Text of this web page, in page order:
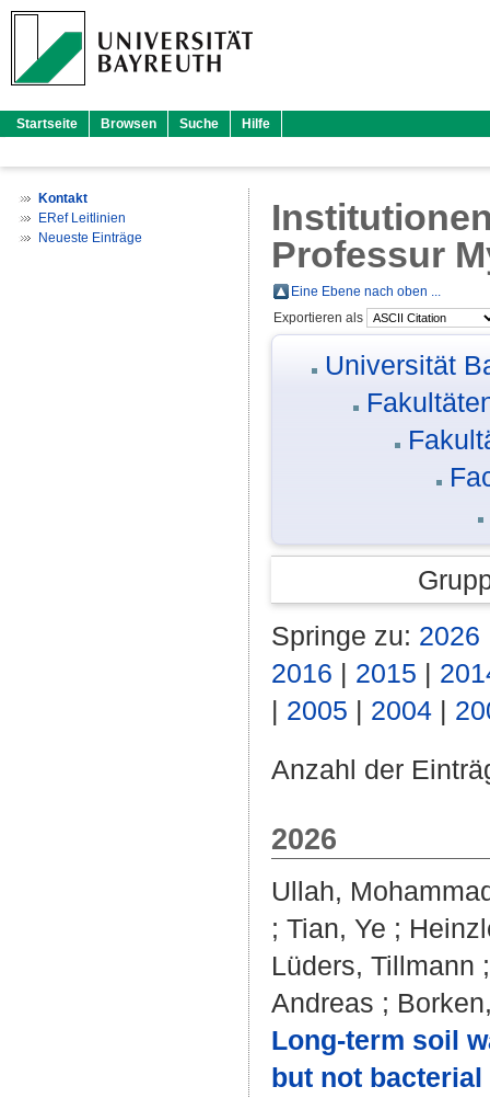
Startseite Browsen Suche Hilfe
Kontakt
ERef Leitlinien
Neueste Einträge
Professur
Eine Ebene nach oben ...
Exportieren als
Universität
Springe zu: 2026
2016 | 2015 |
| 2005 | 2004 |
Anzahl der
2026
Ullah,
; Tian, Ye ;
Lüders, Tillmann
Andreas ;
Long-term soil
but not